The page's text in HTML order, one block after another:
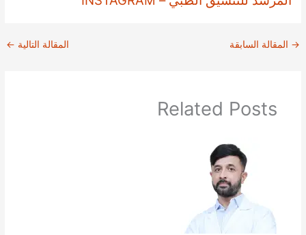
→ المقالة السابقة المقالة التالية ←
Related Posts